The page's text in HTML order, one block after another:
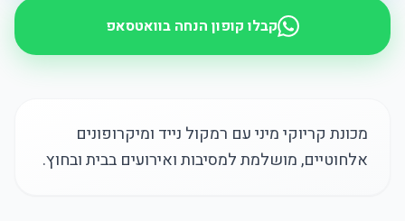
קבלו קופון הנחה בוואטסאפ
מכונת קריוקי מיני עם רמקול נייד ומיקרופונים
אלחוטיים, מושלמת למסיבות ואירועים בבית ובחוץ.